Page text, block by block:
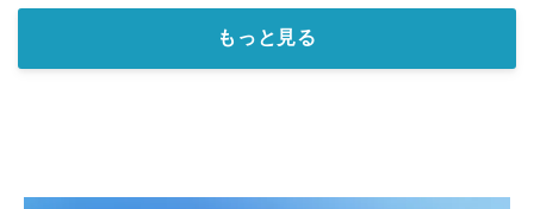
もっと見る